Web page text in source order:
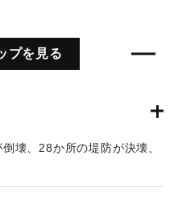
プを見る
壊、28か所の堤防が決壊、